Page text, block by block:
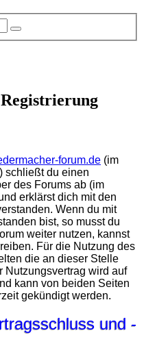
forum.de (im
schließt du einen
des Forums ab (im
erklärst dich mit den
Wenn du mit
bist, so musst du
weiter nutzen, kannst
Für die Nutzung des
die an dieser Stelle
Nutzungsvertrag wird auf
kann von beiden Seiten
gekündigt werden.
und -